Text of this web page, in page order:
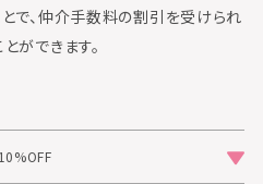
で、仲介手数料の割引を受けられ
ができます。